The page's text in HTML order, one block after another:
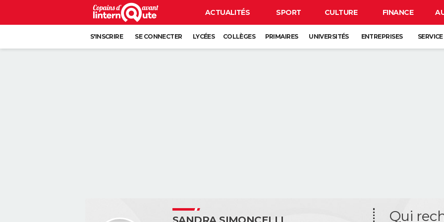
ACTUALITÉS SPORT CULTURE FINANCE
S'INSCRIRE SE CONNECTER LYCÉES COLLÈGES PRIMAIRES UNIVERSITÉS ENTREPRISES
Qui